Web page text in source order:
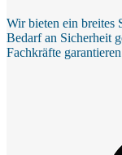
Wir bieten ein breites
Bedarf an Sicherheit
Fachkräfte